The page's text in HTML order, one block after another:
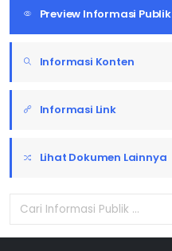
Preview Informasi Publik
Informasi Konten
Informasi Link
Lihat Dokumen Lainnya